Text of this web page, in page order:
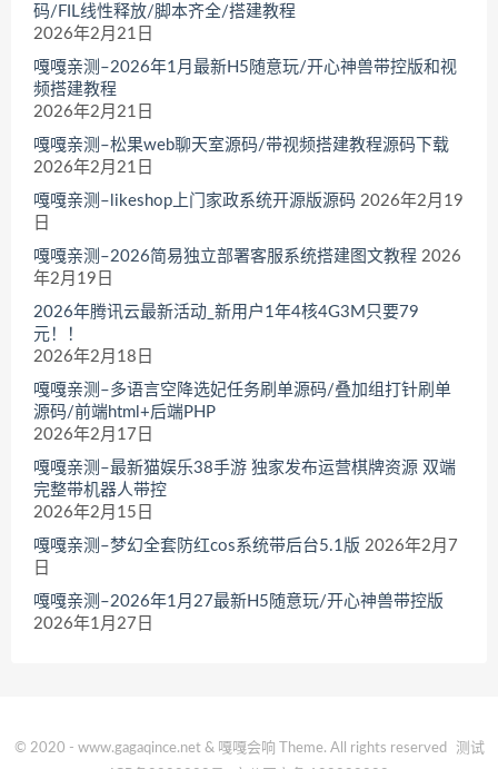
码/FIL线性释放/脚本齐全/搭建教程
2026年2月21日
嘎嘎亲测–2026年1月最新H5随意玩/开心神兽带控版和视
频搭建教程
2026年2月21日
嘎嘎亲测–松果web聊天室源码/带视频搭建教程源码下载
2026年2月21日
嘎嘎亲测–likeshop上门家政系统开源版源码 2026年2月19
日
嘎嘎亲测–2026简易独立部署客服系统搭建图文教程 2026
年2月19日
2026年腾讯云最新活动_新用户1年4核4G3M只要79
元！！
2026年2月18日
嘎嘎亲测–多语言空降选妃任务刷单源码/叠加组打针刷单
源码/前端html+后端PHP
2026年2月17日
嘎嘎亲测–最新猫娱乐38手游 独家发布运营棋牌资源 双端
完整带机器人带控
2026年2月15日
嘎嘎亲测–梦幻全套防红cos系统带后台5.1版 2026年2月7
日
嘎嘎亲测–2026年1月27最新H5随意玩/开心神兽带控版
2026年1月27日
© 2020 - www.gagaqince.net & 嘎嘎会响 Theme. All rights reserved
测试